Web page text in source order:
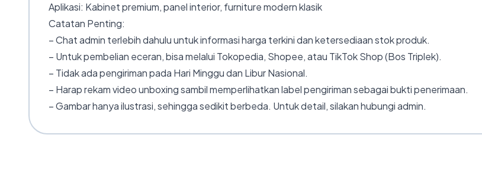
Aplikasi: Kabinet premium, panel interior, furniture modern klasik
Catatan Penting:
– Chat admin terlebih dahulu untuk informasi harga terkini dan ketersediaan stok produk.
– Untuk pembelian eceran, bisa melalui Tokopedia, Shopee, atau TikTok Shop (Bos Triplek).
– Tidak ada pengiriman pada Hari Minggu dan Libur Nasional.
– Harap rekam video unboxing sambil memperlihatkan label pengiriman sebagai bukti penerimaan.
– Gambar hanya ilustrasi, sehingga sedikit berbeda. Untuk detail, silakan hubungi admin.